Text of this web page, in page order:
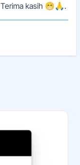
Terima kasih 😁🙏.